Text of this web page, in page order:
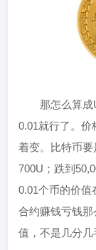
那怎么算
0.01就行了。价
着变。比特币
700U；跌到
0.01个币的价值
合约赚钱亏钱
值，不是几分几